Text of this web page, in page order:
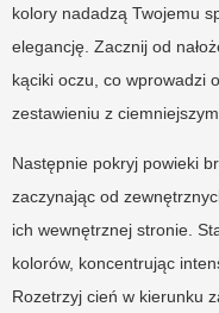
kolory nadadzą Twojemu
elegancję. Zacznij od
kąciki oczu, co wprowadzi
zestawieniu z
Następnie pokryj powieki
zaczynając od
ich wewnętrznej stronie.
kolorów, koncentrując
Rozetrzyj cień w kierunku